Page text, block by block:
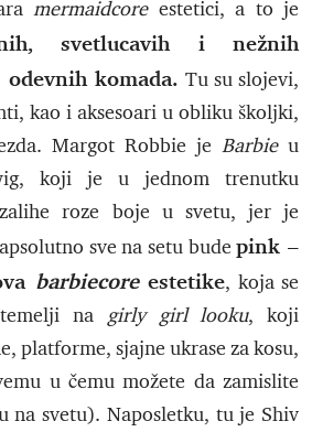
mermaidcoreestetici, a to je
svetlucavih i nežnih
komada. Tu su slojevi,
kao i aksesoari u obliku školjki,
Margot Robbie je Barbieu
koji je u jednom trenutku
roze boje u svetu, jer je
sve na setu budepink –
barbiecoreestetike, koja se
na girly girl looku, koji
platforme, sjajne ukrase za kosu,
u čemu možete da zamislite
na svetu). Naposletku, tu je Shiv